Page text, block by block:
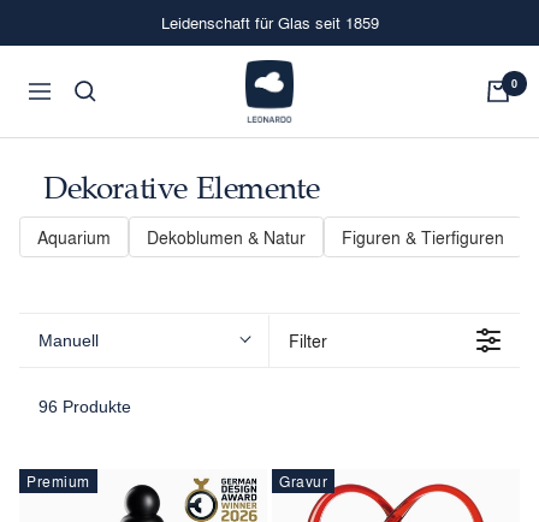
zum
Leidenschaft für Glas seit 1859
Navigation
LEONARDO
Onlineshop
0
Dekorative Elemente
Aquarium Dekoblumen & Natur Figuren & Tierfiguren
Manuell Filter
96 Produkte
Premium Gravur